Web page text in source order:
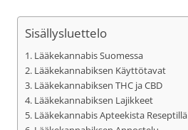
Sisällysluettelo
Lääkekannabis Suomessa
Lääkekannabiksen Käyttötavat
Lääkekannabiksen THC ja CBD
Lääkekannabiksen Lajikkeet
Lääkekannabis Apteekista Reseptillä